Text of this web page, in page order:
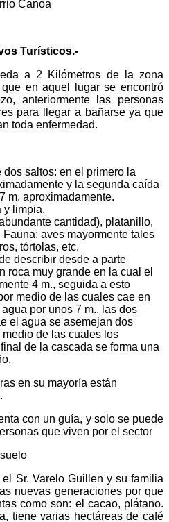
Canoa
Turísticos.-
a 2 Kilómetros de la zona
en aquel lugar se encontró
anteriormente las personas
para llegar a bañarse ya que
toda enfermedad.
dos saltos: en el primero la
y la segunda caída
m. aproximadamente.
y limpia.
cantidad), platanillo,
aves mayormente tales
tórtolas, etc.
describir desde a parte
roca muy grande en la cual el
4 m., seguida a esto
medio de las cuales cae en
por unos 7 m., las dos
el agua se asemejan dos
de las cuales los
de la cascada se forma una
en su mayoría están
con un guía, y solo se puede
que viven por el sector
Sr. Varelo Guillen y su familia
nuevas generaciones por que
como son: el cacao, plátano.
tiene varias hectáreas de café